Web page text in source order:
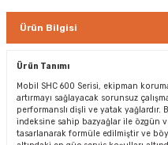
Ürün Bilgisi
Ürün Tanımı
Mobil SHC 600 Serisi, ekipman
artırmayı sağlayacak sorunsuz
performanslı dişli ve yatak
indeksine sahip bazyağlar ile özgün
tasarlanarak formüle edilmiştir ve